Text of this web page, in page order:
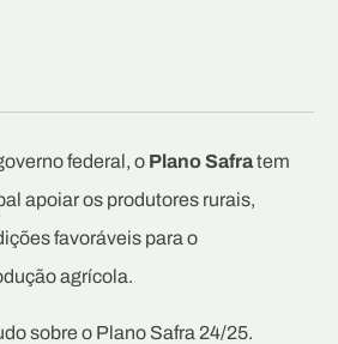
federal, o Plano Safratem
apoiar os produtores rurais,
favoráveis para o
agrícola.
sobre o Plano Safra 24/25.